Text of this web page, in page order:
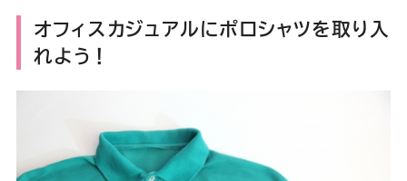
オフィスカジュアルにポロシャツを取り入
れよう！